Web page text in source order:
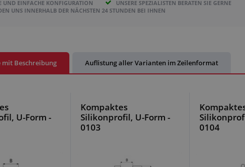
UND EINFACHE KONFIGURATION
UNSERE SPEZIALISTEN BERATEN SIE GERNE
UNS INNERHALB DER NÄCHSTEN 24 STUNDEN BEI IHNEN
mit Beschreibung Auflistung aller Varianten im Zeilenformat
U-Form -
Kompaktes
Silikonprofil, U-Form -
0103
0104